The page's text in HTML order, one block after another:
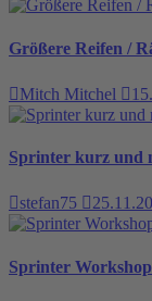
Größere Reifen /
Mitch Mitchel
Sprinter kurz und
stefan75
Sprinter